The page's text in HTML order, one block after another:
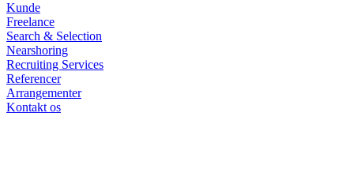
Kunde
Freelance
Search & Selection
Nearshoring
Recruiting Services
Referencer
Arrangementer
Kontakt os